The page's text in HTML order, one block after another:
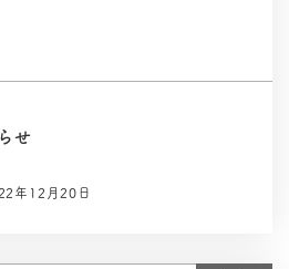
せ
年12月20日